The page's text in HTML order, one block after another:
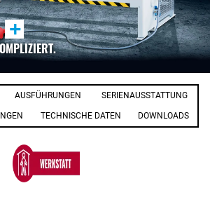
+
AUSFÜHRUNGEN SERIENAUSSTATTUNG
TECHNISCHE DATEN DOWNLOADS